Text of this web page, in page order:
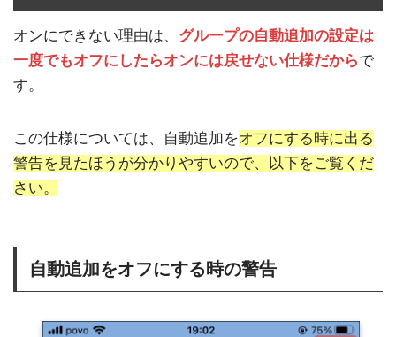
オンにできない理由は、 グループの自動追加の設定は
一度でもオフにしたらオンには戻せない仕様だからで
す。
この仕様については、自動追加をオフにする時に出る
警告を見たほうが分かりやすいので、以下をご覧くだ
さい。
自動追加をオフにする時の警告